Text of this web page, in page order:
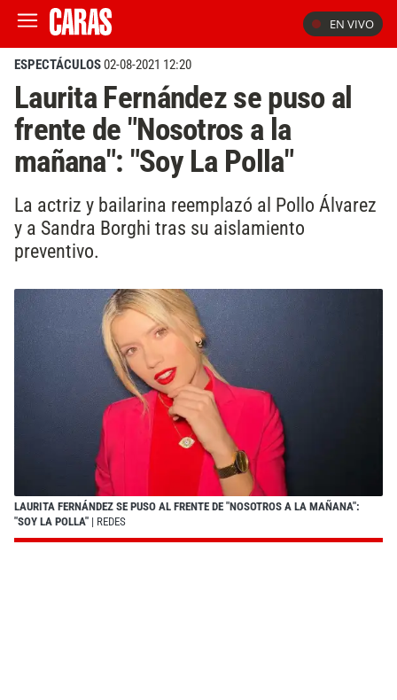
EN VIVO
ESPECTÁCULOS02-08-2021 12:20
Laurita Fernández se puso al
frente de "Nosotros a la
mañana": "Soy La Polla"
La actriz y bailarina reemplazó al Pollo Álvarez
y a Sandra Borghi tras su aislamiento
preventivo.
LAURITA FERNÁNDEZ SE PUSO AL FRENTE DE "NOSOTROS A LA MAÑANA":
"SOY LA POLLA" | REDES